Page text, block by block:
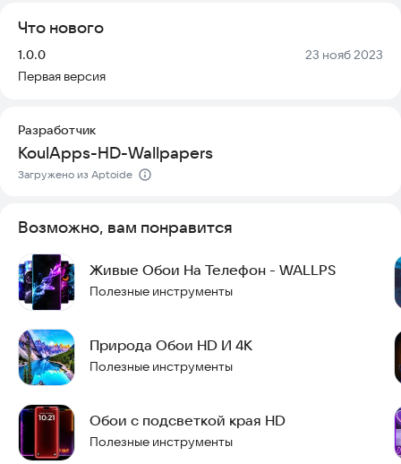
Приложение поддерживает работу без интернета, поэтому
совместимо с большинством устройств, поддерживающих
Android 5.0 и выше. Более 100 000 пользователей уже
Что нового
Версия:
1.0.0 Дата:
23 нояб 2023
Первая версия
Разработчик
KoulApps-HD-Wallpapers
Загружено из Aptoide
Возможно, вам понравится
Живые Обои На Телефон - WALLPS
Полезные инструменты
Природа Обои HD И 4K
Полезные инструменты
Обои с подсветкой края HD
Полезные инструменты